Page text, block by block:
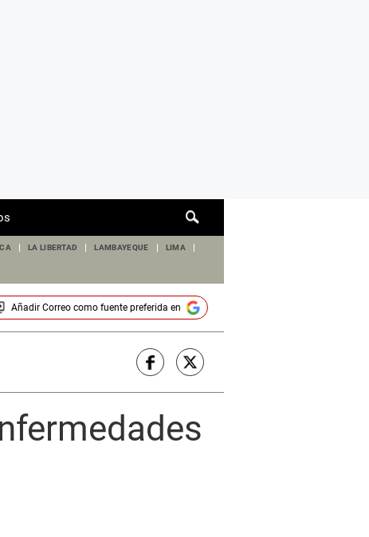
de
LA LIBERTAD LAMBAYEQUE LIMA
Añadir Correocomo fuente preferida en